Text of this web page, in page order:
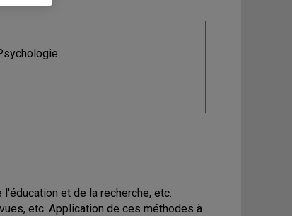
et de la recherche, etc.
etc. Application de ces méthodes à